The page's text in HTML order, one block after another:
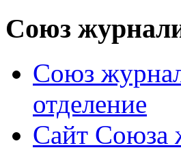
Союз
Союз
отделение
Сайт Союза